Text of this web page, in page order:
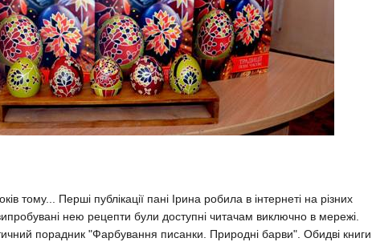
тому... Перші публікації пані Ірина робила в інтернеті на різних
нею рецепти були доступні читачам виключно в мережі.
порадник "Фарбування писанки. Природні барви". Обидві книги